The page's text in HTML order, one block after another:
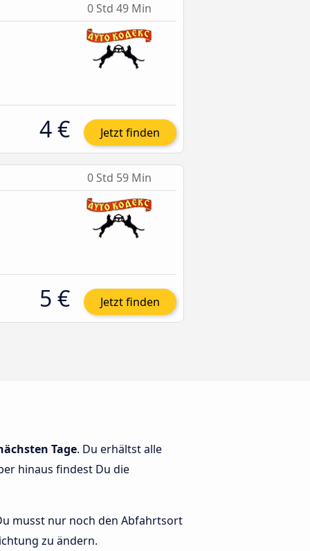
0 Std 49 Min
4 € Jetzt finden
0 Std 59 Min
5 € Jetzt finden
Tage. Du erhältst alle
hinaus findest Du die
musst nur noch den Abfahrtsort
zu ändern.